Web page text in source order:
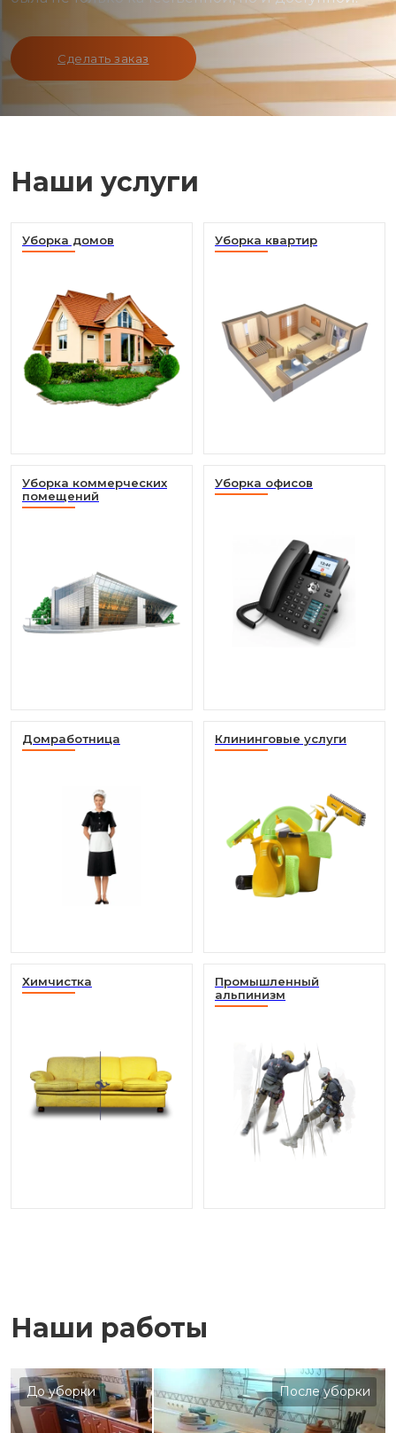
Сделать заказ
Наши услуги
Уборка домов Уборка квартир
Уборка коммерческих
помещений
Уборка офисов
Домработница Клининговые услуги
Химчистка
Промышленный
альпинизм
Наши работы
До уборки После уборки